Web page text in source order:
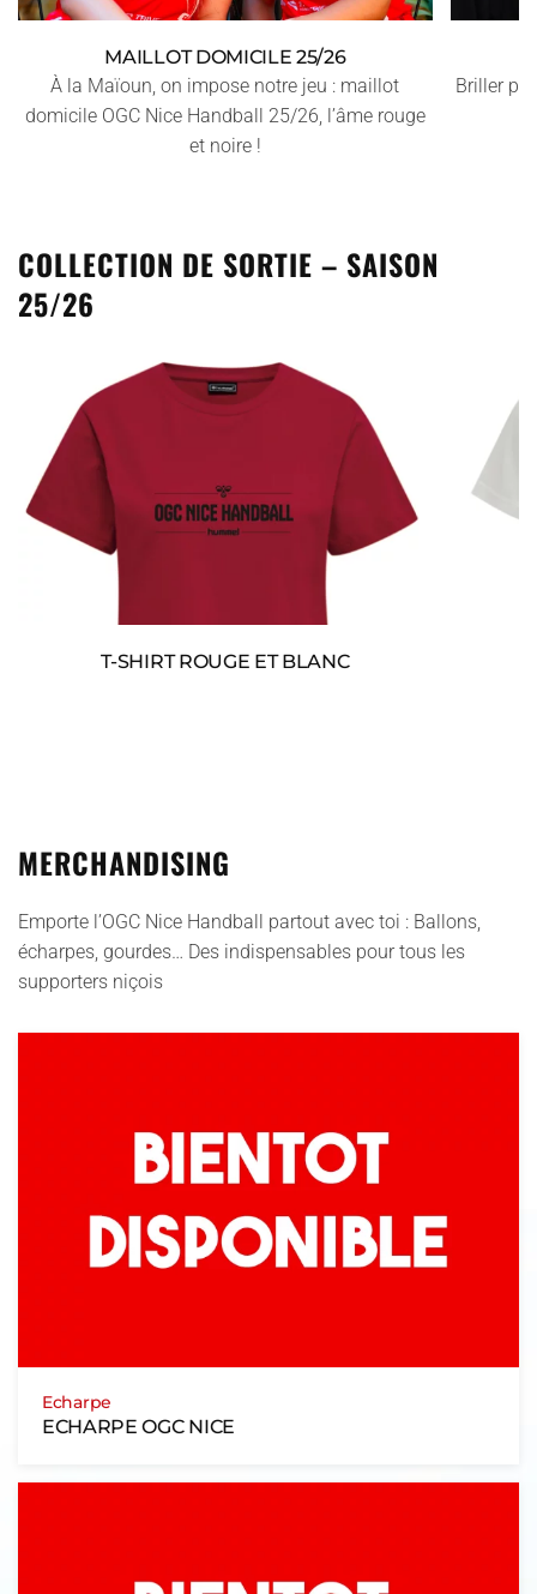
MAILLOT DOMICILE 25/26
À la Maïoun, on impose notre jeu : maillot
domicile OGC Nice Handball 25/26, l’âme rouge
et noire !
Briller
COLLECTION DE SORTIE – SAISON
25/26
T-SHIRT ROUGE ET BLANC
MERCHANDISING
Emporte l’OGC Nice Handball partout avec toi : Ballons,
écharpes, gourdes… Des indispensables pour tous les
supporters niçois
Echarpe
ECHARPE OGC NICE